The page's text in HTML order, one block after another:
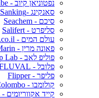
נפטוניאן קיוב - Neptunian Cube
סאנקינג -Sanking
סיכם - Seachem
סליפרט - Salifert
עולם המים - AquaWorld.co.il
פאונה מרין - Fauna Marin
פוליפ לאב - Polyp Lab
פלובל - FLUVAL
פליפר - Flipper
קולומבו - Colombo
קייד אקווריומים - CADE Aquariums